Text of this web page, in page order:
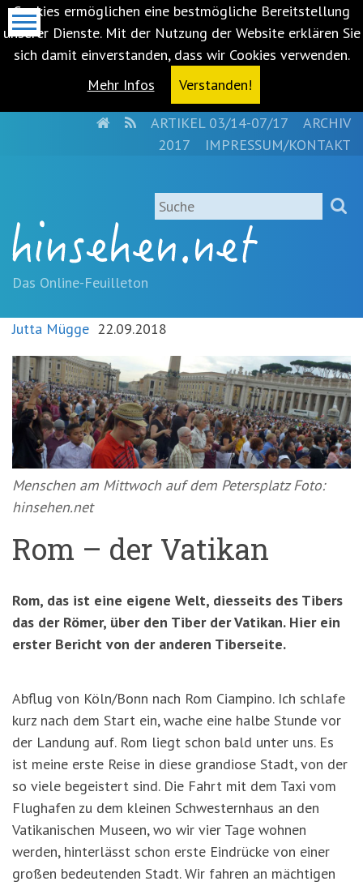
Cookies ermöglichen eine bestmögliche Bereitstellung
unserer Dienste. Mit der Nutzung der Website erklären Sie
sich damit einverstanden, dass wir Cookies verwenden.
Mehr Infos
Verstanden!
springen
(Accesskey
'1')Zur
springen
'3')Zur
Suche
springen
(Accesskey
'2')
HOMERSSARTIKEL 03/14-07/17
ARCHIV
2017
IMPRESSUM/KONTAKT
Suche
Das Online-Feuilleton
Jutta Mügge 22.09.2018
Menschen am Mittwoch auf dem Petersplatz Foto:
hinsehen.net
Rom – der Vatikan
Rom, das ist eine eigene Welt, diesseits des Tibers
das der Römer, über den Tiber der Vatikan. Hier ein
erster Bericht von der anderen Tiberseite.
Abflug von Köln/Bonn nach Rom Ciampino. Ich schlafe
kurz nach dem Start ein, wache eine halbe Stunde vor
der Landung auf. Rom liegt schon bald unter uns. Es
ist meine erste Reise in diese grandiose Stadt, von der
so viele begeistert sind. Die Fahrt mit dem Taxi vom
Flughafen zu dem kleinen Schwesternhaus an den
Vatikanischen Museen, wo wir vier Tage wohnen
werden, hinterlässt schon erste Eindrücke von einer
großen bedeutenden Stadt. Wir fahren an mächtigen